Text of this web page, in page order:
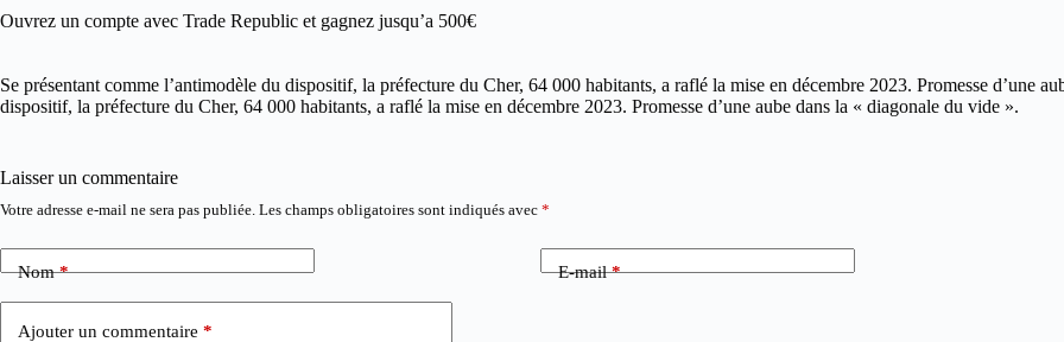
Ouvrez un compte avec Trade Republic et gagnez jusqu’a 500€
Se présentant comme l’antimodèle du dispositif, la préfecture du Cher, 64 000 habitants, a raflé la mise en décembre 2023. Promesse d’une
dispositif, la préfecture du Cher, 64 000 habitants, a raflé la mise en décembre 2023. Promesse d’une aube dans la « diagonale du vide ».
Laisser un commentaire
Votre adresse e-mail ne sera pas publiée. Les champs obligatoires sont indiqués avec *
Nom* E-mail*
Ajouter un commentaire *